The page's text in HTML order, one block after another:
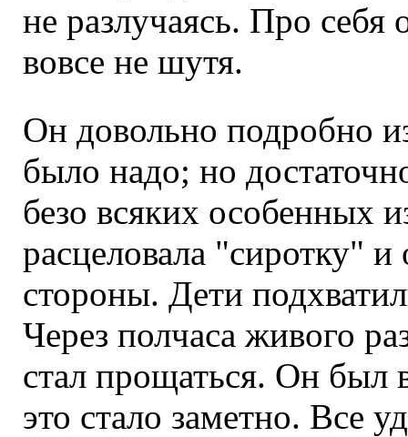
не разлучаясь. Про
вовсе не шутя.
Он довольно подробно
было надо; но
безо всяких особенных
расцеловала "сиротку" и
стороны. Дети
Через полчаса живого
стал прощаться. Он был
это стало заметно. Все